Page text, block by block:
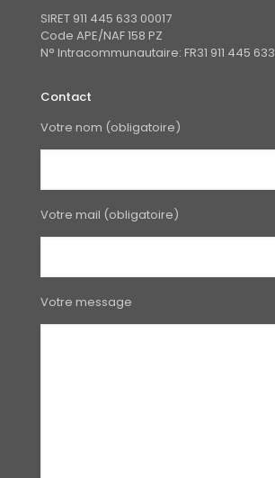
SIRET 911 445 633 00017
Code APE/NAF 158 PZ
N° Intracommunautaire: FR31 911 445 633
Contact
Votre nom (obligatoire)
Votre mail (obligatoire)
Votre message